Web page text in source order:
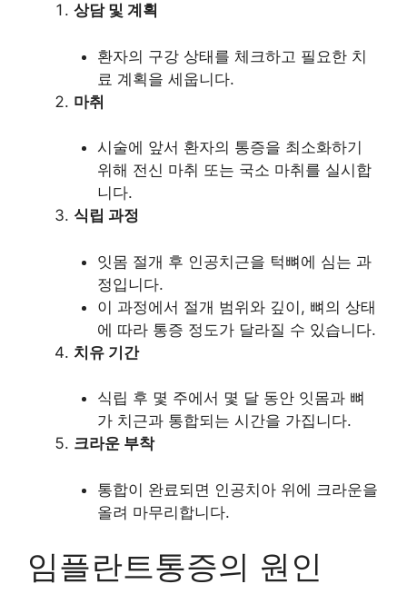
상담 및 계획
환자의 구강 상태를 체크하고 필요한 치
료 계획을 세웁니다.
마취
시술에 앞서 환자의 통증을 최소화하기
위해 전신 마취 또는 국소 마취를 실시합
니다.
식립 과정
잇몸 절개 후 인공치근을 턱뼈에 심는 과
정입니다.
이 과정에서 절개 범위와 깊이, 뼈의 상태
에 따라 통증 정도가 달라질 수 있습니다.
치유 기간
식립 후 몇 주에서 몇 달 동안 잇몸과 뼈
가 치근과 통합되는 시간을 가집니다.
크라운 부착
통합이 완료되면 인공치아 위에 크라운을
올려 마무리합니다.
임플란트통증의 원인